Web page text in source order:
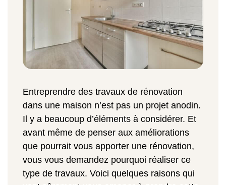
Entreprendre des travaux de rénovation
dans une maison n’est pas un projet anodin.
Il y a beaucoup d’éléments à considérer. Et
avant même de penser aux améliorations
que pourrait vous apporter une rénovation,
vous vous demandez pourquoi réaliser ce
type de travaux. Voici quelques raisons qui